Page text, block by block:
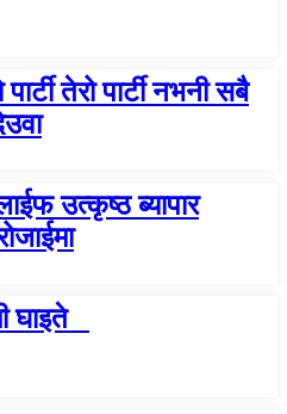
तेरो पार्टी नभनी सबै
उत्कृष्ठ ब्यापार
घाइते